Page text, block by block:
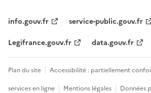
institutionnel
info.gouv.fr
service-public.gouv.fr
Legifrance.gouv.fr
data.gouv.fr
Menu
Plan du site Accessibilité : partiellement
services en ligne
Mentions légales Données